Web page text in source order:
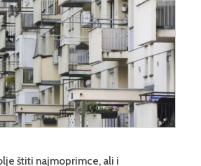
štiti najmoprimce, ali i